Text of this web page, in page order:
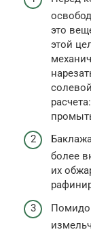
это
этой
более
их